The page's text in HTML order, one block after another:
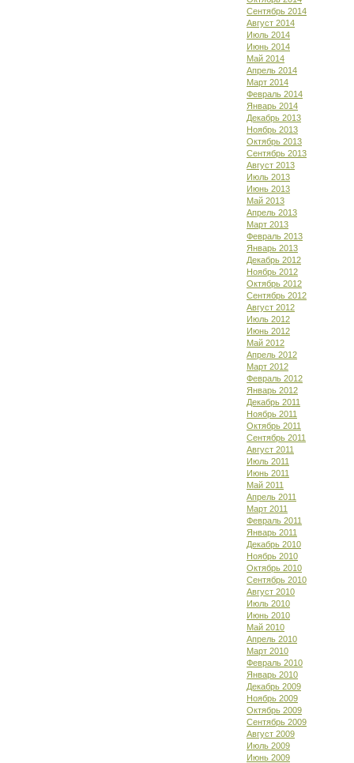
Сентябрь 2014
Август 2014
Июль 2014
Июнь 2014
Май 2014
Апрель 2014
Март 2014
Февраль 2014
Январь 2014
Декабрь 2013
Ноябрь 2013
Октябрь 2013
Сентябрь 2013
Август 2013
Июль 2013
Июнь 2013
Май 2013
Апрель 2013
Март 2013
Февраль 2013
Январь 2013
Декабрь 2012
Ноябрь 2012
Октябрь 2012
Сентябрь 2012
Август 2012
Июль 2012
Июнь 2012
Май 2012
Апрель 2012
Март 2012
Февраль 2012
Январь 2012
Декабрь 2011
Ноябрь 2011
Октябрь 2011
Сентябрь 2011
Август 2011
Июль 2011
Июнь 2011
Май 2011
Апрель 2011
Март 2011
Февраль 2011
Январь 2011
Декабрь 2010
Ноябрь 2010
Октябрь 2010
Сентябрь 2010
Август 2010
Июль 2010
Июнь 2010
Май 2010
Апрель 2010
Март 2010
Февраль 2010
Январь 2010
Декабрь 2009
Ноябрь 2009
Октябрь 2009
Сентябрь 2009
Август 2009
Июль 2009
Июнь 2009